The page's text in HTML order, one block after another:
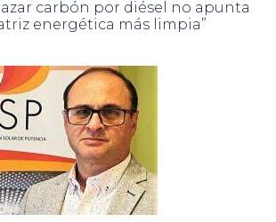
carbón por diésel no apunta
energética más limpia”